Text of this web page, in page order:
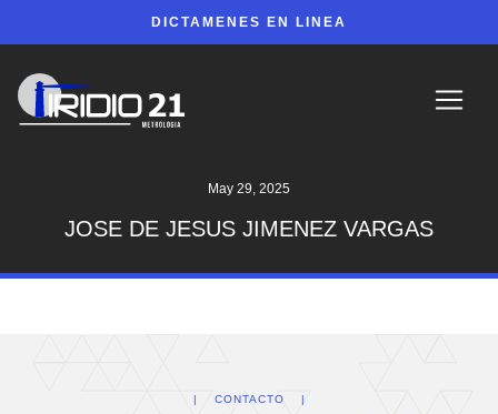
DICTAMENES EN LINEA
May 29, 2025
JOSE DE JESUS JIMENEZ VARGAS
CONTACTO